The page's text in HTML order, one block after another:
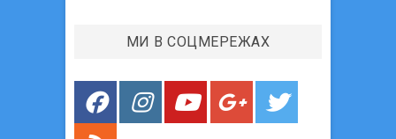
МИ В СОЦМЕРЕЖАХ